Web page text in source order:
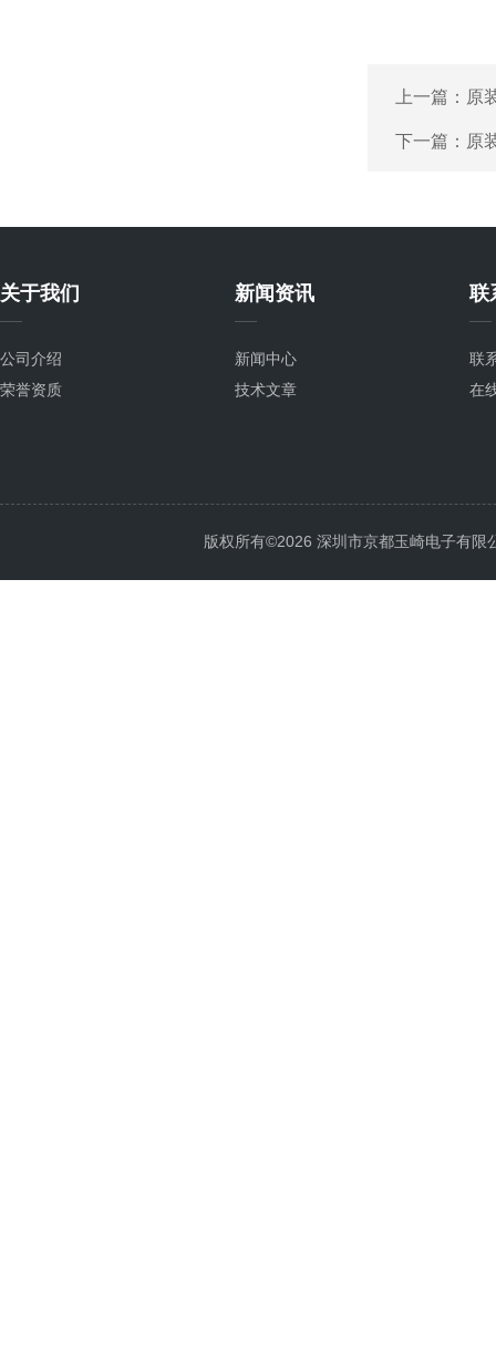
上一篇： 原
下一篇： 原
关于我们
公司介绍
荣誉资质
新闻资讯
新闻中心
技术文章
联
联
在
版权所有©2026 深圳市京都玉崎电子有